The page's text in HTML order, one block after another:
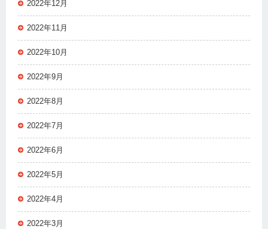
2022年12月
2022年11月
2022年10月
2022年9月
2022年8月
2022年7月
2022年6月
2022年5月
2022年4月
2022年3月